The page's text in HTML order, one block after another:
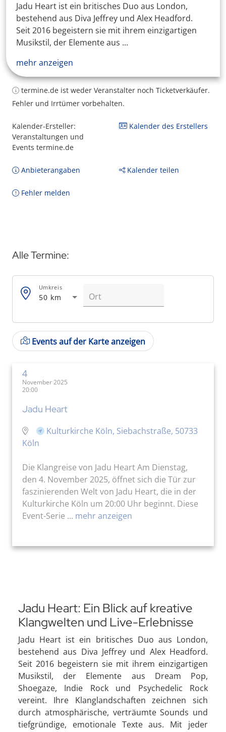
Jadu Heart ist ein britisches Duo aus London,
bestehend aus Diva Jeffrey und Alex Headford.
Seit 2016 begeistern sie mit ihrem einzigartigen
Musikstil, der Elemente aus ...
mehr anzeigen
termine.de ist weder Veranstalter noch Ticketverkäufer.
Fehler und Irrtümer vorbehalten.
Kalender-Ersteller:
Veranstaltungen und
Events termine.de
Kalender des Erstellers
Anbieterangaben Kalender teilen
Fehler melden
Alle Termine:
50 km
Umkreis
Events auf der Karte anzeigen
4
November 2025
20:00
Jadu Heart
Kulturkirche Köln, Siebachstraße, 50733
Köln
Die Klangreise von Jadu Heart Am Dienstag,
den 4. November 2025, öffnet sich die Tür zur
faszinierenden Welt von Jadu Heart, die in der
Kulturkirche Köln um 20:00 Uhr beginnt. Diese
Event-Serie ... mehr anzeigen
Jadu Heart: Ein Blick auf kreative
Klangwelten und Live-Erlebnisse
Jadu Heart ist ein britisches Duo aus London,
bestehend aus Diva Jeffrey und Alex Headford.
Seit 2016 begeistern sie mit ihrem einzigartigen
Musikstil, der Elemente aus Dream Pop,
Shoegaze, Indie Rock und Psychedelic Rock
vereint. Ihre Klanglandschaften zeichnen sich
durch atmosphärische, verträumte Sounds und
tiefgründige, emotionale Texte aus. Mit jeder